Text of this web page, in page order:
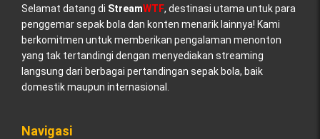
Selamat datang di StreamWTF, destinasi utama untuk para
penggemar sepak bola dan konten menarik lainnya! Kami
berkomitmen untuk memberikan pengalaman menonton
yang tak tertandingi dengan menyediakan streaming
langsung dari berbagai pertandingan sepak bola, baik
domestik maupun internasional.
Navigasi